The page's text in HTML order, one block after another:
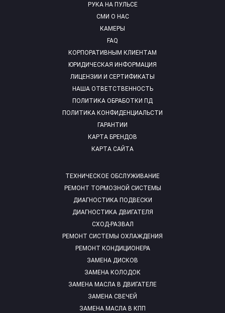
РУКА НА ПУЛЬСЕ
СМИ О НАС
КАМЕРЫ
FAQ
ТЕХНИЧЕСКОЕ ОБСЛУЖИВАНИЕ
РЕМОНТ ТОРМОЗНОЙ СИСТЕМЫ
ДИАГНОСТИКА ПОДВЕСКИ
ДИАГНОСТИКА ДВИГАТЕЛЯ
СХОД-РАЗВАЛ
РЕМОНТ СИСТЕМЫ ОХЛАЖДЕНИЯ
РЕМОНТ КОНДИЦИОНЕРА
ЗАМЕНА ДИСКОВ
ЗАМЕНА КОЛОДОК
ЗАМЕНА МАСЛА В ДВИГАТЕЛЕ
ЗАМЕНА СВЕЧЕЙ
ЗАМЕНА МАСЛА В КПП
КОРПОРАТИВНЫМ КЛИЕНТАМ
ЮРИДИЧЕСКАЯ ИНФОРМАЦИЯ
ЛИЦЕНЗИИ И СЕРТИФИКАТЫ
НАША ОТВЕТСТВЕННОСТЬ
ПОЛИТИКА ОБРАБОТКИ ПД
ПОЛИТИКА КОНФИДЕНЦИАЛЬСТИ
ГАРАНТИИ
КАРТА БРЕНДОВ
КАРТА САЙТА